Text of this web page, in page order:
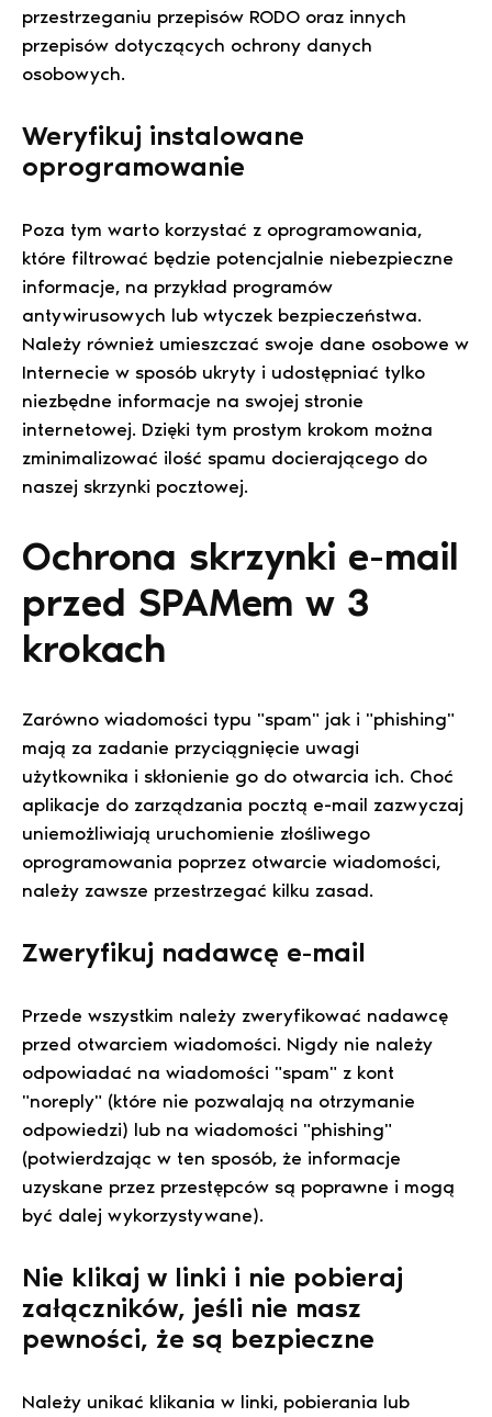
przestrzeganiu przepisów RODO oraz innych
przepisów dotyczących ochrony danych
osobowych.
Weryfikuj instalowane
oprogramowanie
Poza tym warto korzystać z oprogramowania,
które filtrować będzie potencjalnie niebezpieczne
informacje, na przykład programów
antywirusowych lub wtyczek bezpieczeństwa.
Należy również umieszczać swoje dane osobowe w
Internecie w sposób ukryty i udostępniać tylko
niezbędne informacje na swojej stronie
internetowej. Dzięki tym prostym krokom można
zminimalizować ilość spamu docierającego do
naszej skrzynki pocztowej.
Ochrona skrzynki e-mail
przed SPAMem w 3
krokach
Zarówno wiadomości typu "spam" jak i "phishing"
mają za zadanie przyciągnięcie uwagi
użytkownika i skłonienie go do otwarcia ich. Choć
aplikacje do zarządzania pocztą e-mail zazwyczaj
uniemożliwiają uruchomienie złośliwego
oprogramowania poprzez otwarcie wiadomości,
należy zawsze przestrzegać kilku zasad.
Zweryfikuj nadawcę e-mail
Przede wszystkim należy zweryfikować nadawcę
przed otwarciem wiadomości. Nigdy nie należy
odpowiadać na wiadomości "spam" z kont
"noreply" (które nie pozwalają na otrzymanie
odpowiedzi) lub na wiadomości "phishing"
(potwierdzając w ten sposób, że informacje
uzyskane przez przestępców są poprawne i mogą
być dalej wykorzystywane).
Nie klikaj w linki i nie pobieraj
załączników, jeśli nie masz
pewności, że są bezpieczne
Należy unikać klikania w linki, pobierania lub